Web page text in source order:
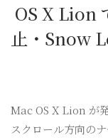
OS X Lion
止・Snow
Mac OS X Lion が
スクロール方向の